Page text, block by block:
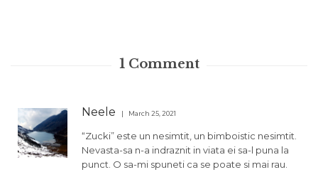
1 Comment
Neele March 25, 2021
“Zucki” este un nesimtit, un bimboistic nesimtit.
Nevasta-sa n-a indraznit in viata ei sa-l puna la
punct. O sa-mi spuneti ca se poate si mai rau.